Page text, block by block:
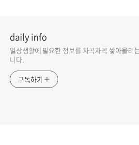
daily info
일상생활에 필요한 정보를 차곡차곡 쌓아올리
니다.
구독하기